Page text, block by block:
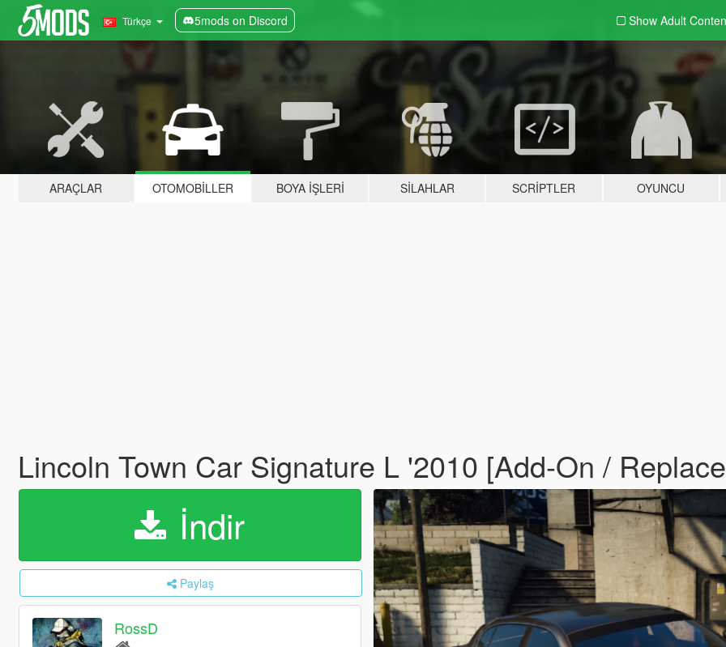
Türkçe 5mods on Discord Show Adult
ARAÇLAR OTOMOBILLER BOYA İŞLERI SILAHLAR SCRIPTLER OYUNCU
Lincoln Town Car Signature L '2010 [Add-On /
İndir
Paylaş
RossD